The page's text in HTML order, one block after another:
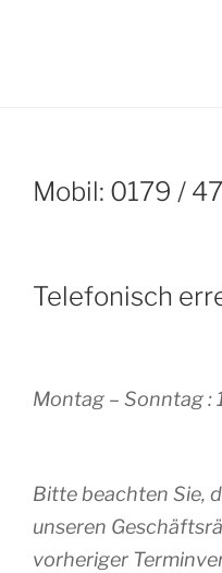
Mobil: 0179 /
Telefonisch
Montag – Sonntag :
Bitte beachten Sie,
unseren
vorheriger